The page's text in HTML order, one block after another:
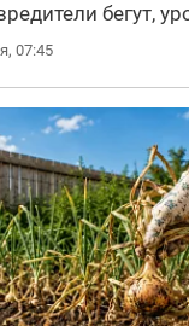
бегут,
07:45